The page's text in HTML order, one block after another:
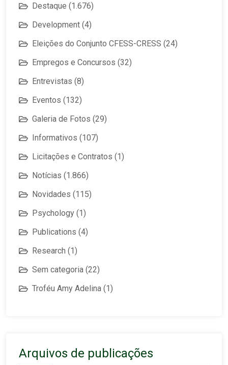
Destaque (1.676)
Development (4)
Eleições do Conjunto CFESS-CRESS (24)
Empregos e Concursos (32)
Entrevistas (8)
Eventos (132)
Galeria de Fotos (29)
Informativos (107)
Licitações e Contratos (1)
Notícias (1.866)
Novidades (115)
Psychology (1)
Publications (4)
Research (1)
Sem categoria (22)
Troféu Amy Adelina (1)
Arquivos de publicações